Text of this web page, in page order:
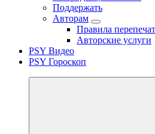
Поддержать
Авторам
Правила
Авторские услуги
PSY Видео
PSY Гороскоп